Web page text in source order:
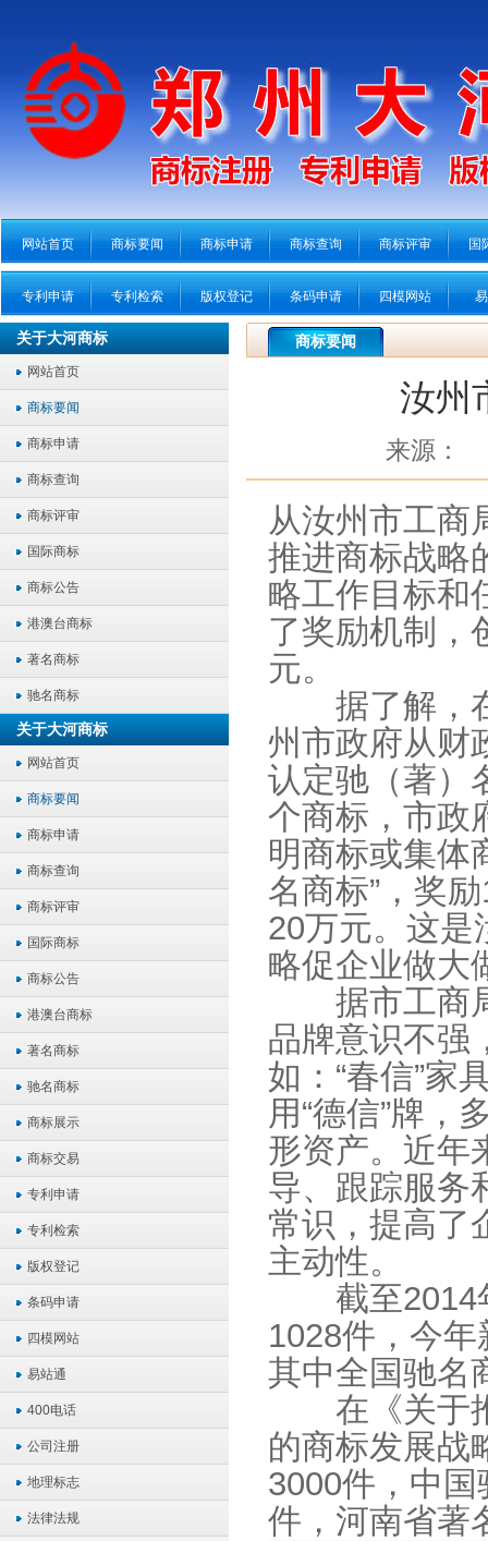
网站首页 商标要闻 商标申请 商标查询 商标评审 国
专利申请 专利检索 版权登记 条码申请 四模网站
关于大河商标
网站首页
商标要闻
商标申请
商标查询
商标评审
国际商标
商标公告
港澳台商标
著名商标
驰名商标
关于大河商标
网站首页
商标要闻
商标申请
商标查询
商标评审
国际商标
商标公告
港澳台商标
著名商标
驰名商标
商标展示
商标交易
专利申请
专利检索
版权登记
条码申请
四模网站
易站通
400电话
公司注册
地理标志
法律法规
商标要闻
汝州
来源：
从汝州市工商
推进商标战略
略工作目标和
了奖励机制，
元。
据了解，在
州市政府从财
认定驰（著）
个商标，市政
明商标或集体
名商标”，奖
20万元。这是
略促企业做大
据市工商局
品牌意识不强
如：“春信”家
用“德信”牌，
形资产。近年
导、跟踪服务
常识，提高了
主动性。
截至2014年
1028件，今
其中全国驰名
在《关于推
的商标发展战
3000件，中
件，河南省著